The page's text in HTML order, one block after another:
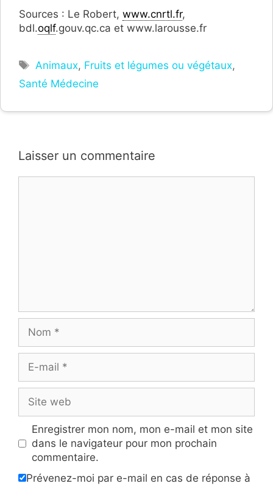
Sources : Le Robert, www.cnrtl.fr,
bdl.oqlf.gouv.qc.ca et www.larousse.fr
Étiquettes
Animaux, Fruits et légumes ou végétaux,
Santé Médecine
Laisser un commentaire
mail
web
Enregistrer mon nom, mon e-mail et mon site
dans le navigateur pour mon prochain
commentaire.
Prévenez-moi par e-mail en cas de réponse à